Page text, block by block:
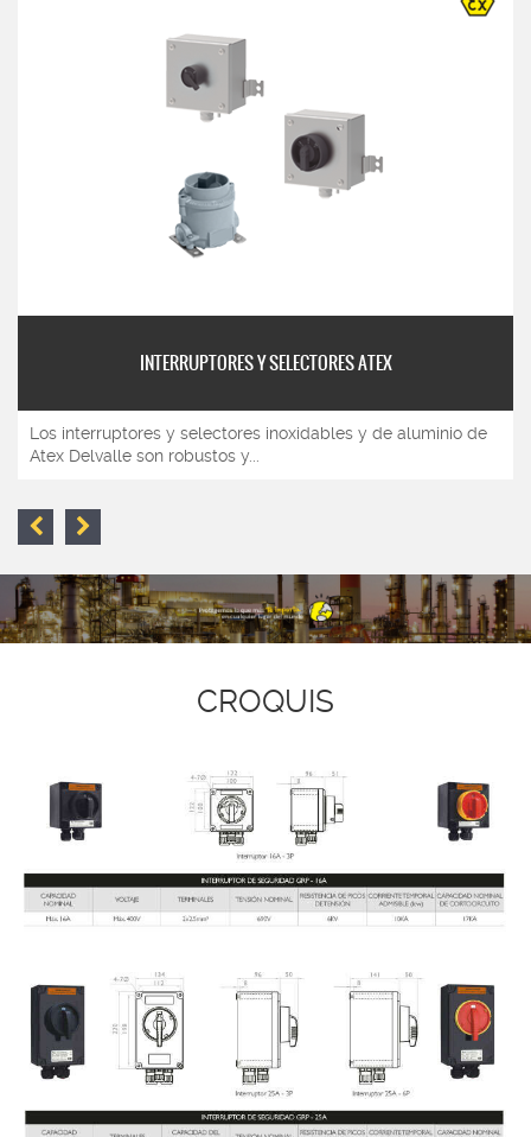
INTERRUPTORES Y SELECTORES ATEX
Los interruptores y selectores inoxidables y de aluminio de
Atex Delvalle son robustos y...
CROQUIS